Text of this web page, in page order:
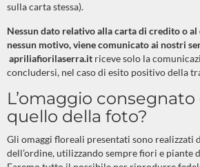
sulla carta stessa).
Nessun dato relativo alla carta di credito o
nessun motivo, viene comunicato ai nostri
apriliafiorilaserra.it riceve solo la
concludersi, nel caso di esito positivo della
L’omaggio consegnato
quello della foto?
Gli omaggi floreali presentati sono realizzati
dell’ordine, utilizzando sempre fiori e piante